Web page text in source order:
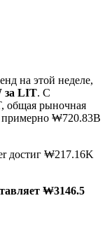
металлы и
на этой неделе,
за LIT. С
общая рыночная
примерно ₩720.83B
достиг ₩217.16K
₩3146.5